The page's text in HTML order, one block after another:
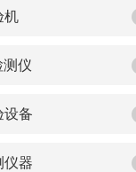
机
测仪
设备
仪器